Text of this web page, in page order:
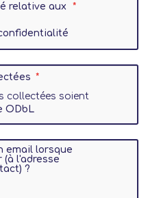
relative aux
collectées soient
ODbL
email lorsque
(à l'adresse
?